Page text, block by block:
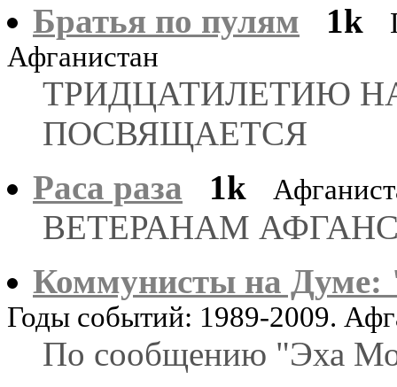
Братья по пулям
1k
Афганистан
ТРИДЦАТИЛЕТИЮ
ПОСВЯЩАЕТСЯ
Раса раза
1k
ВЕТЕРАНАМ
Коммунисты на Думе:
Годы событий: 1989-2009.
По сообщению "Эха